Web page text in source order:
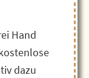
Hand
dazu